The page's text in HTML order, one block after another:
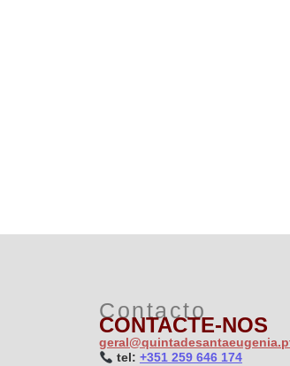
Contacto
CONTACTE-NOS
tel: +351 259 646 174